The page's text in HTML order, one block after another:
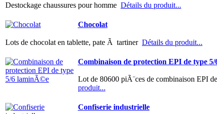
Destockage chaussures pour homme Détails du produit...
Chocolat
Lots de chocolat en tablette, pate Ã tartiner Détails du produit...
Combinaison de protection EPI de type
Lot de 80600 piÃ¨ces de combinaison
produit...
Confiserie industrielle